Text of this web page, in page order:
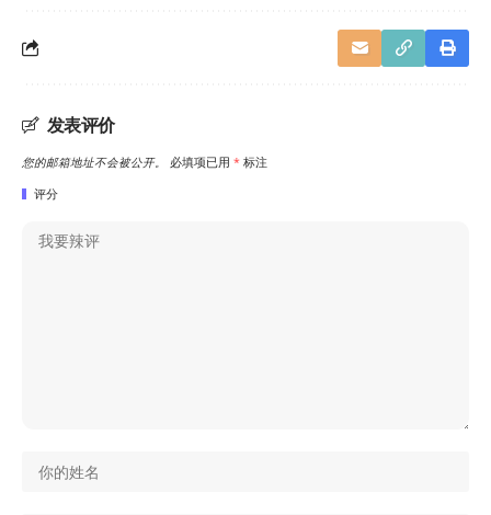
发表评价
您的邮箱地址不会被公开。 必填项已用 * 标注
评分